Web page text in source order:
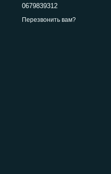
0679839312
Перезвонить вам?